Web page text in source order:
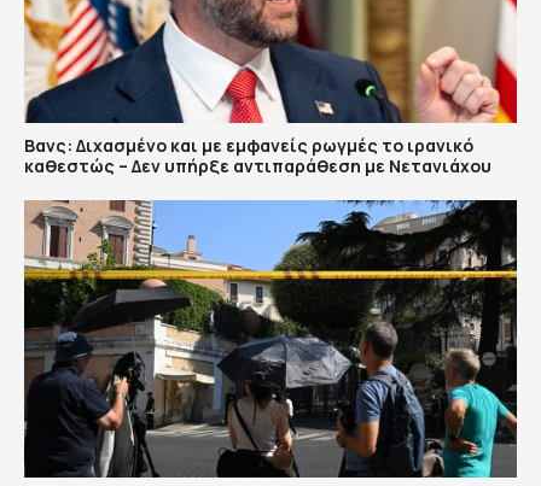
Βανς: Διχασμένο και με εμφανείς ρωγμές το ιρανικό
καθεστώς – Δεν υπήρξε αντιπαράθεση με Νετανιάχου